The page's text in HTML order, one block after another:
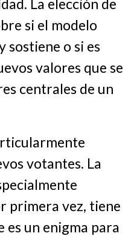
La elección de
si el modelo
sostiene o si es
valores que se
centrales de un
votantes. La
primera vez, tiene
es un enigma para